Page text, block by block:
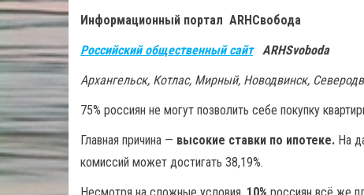
Информационный портал ARHСвобода
Российский общественный сайтARHSvoboda
Архангельск, Котлас, Мирный, Новодвинск,
75% россиян не могут позволить себе покупку
Главная причина — высокие ставки по ипотеке. На
комиссий может достигать 38,19%.